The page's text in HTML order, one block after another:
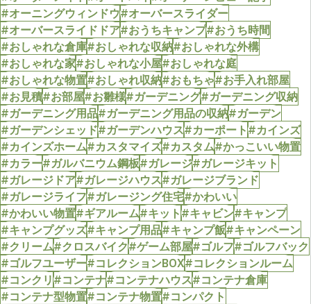
#オーニングウィンドウ#オーバースライダー
#オーバースライドドア#おうちキャンプ#おうち時間
#おしゃれな倉庫#おしゃれな収納#おしゃれな外構
#おしゃれな家#おしゃれな小屋#おしゃれな庭
#おしゃれな物置#おしゃれ収納#おもちゃ#お手入れ部屋
#お見積#お部屋#お雛様#ガーデニング#ガーデニング収納
#ガーデニング用品#ガーデニング用品の収納#ガーデン
#ガーデンシェッド#ガーデンハウス#カーポート#カインズ
#カインズホーム#カスタマイズ#カスタム#かっこいい物置
#カラー#ガルバニウム鋼板#ガレージ#ガレージキット
#ガレージドア#ガレージハウス#ガレージブランド
#ガレージライフ#ガレージング住宅#かわいい
#かわいい物置#ギアルーム#キット#キャビン#キャンプ
#キャンプグッズ#キャンプ用品#キャンプ飯#キャンペーン
#クリーム#クロスバイク#ゲーム部屋#ゴルフ#ゴルフバック
#ゴルフユーザー#コレクションBOX#コレクションルーム
#コンクリ#コンテナ#コンテナハウス#コンテナ倉庫
#コンテナ型物置#コンテナ物置#コンパクト